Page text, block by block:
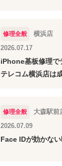
修理全般
横浜店
2026.07.17
iPhone基板修理で
テレコム横浜店は
修理全般
大森駅前
2026.07.09
Face IDが効かな